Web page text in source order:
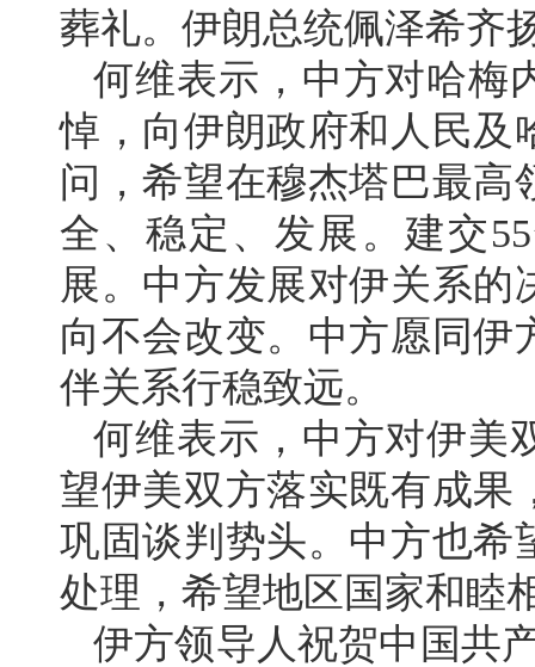
葬礼。伊朗总统佩泽希齐
何维表示，中方对哈梅
悼，向伊朗政府和人民及
问，希望在穆杰塔巴最高
全、稳定、发展。建交
展。中方发展对伊关系
向不会改变。中方愿同伊
伴关系行稳致远。
何维表示，中方对伊美
望伊美双方落实既有成果
巩固谈判势头。中方也希
处理，希望地区国家和睦
伊方领导人祝贺中国共